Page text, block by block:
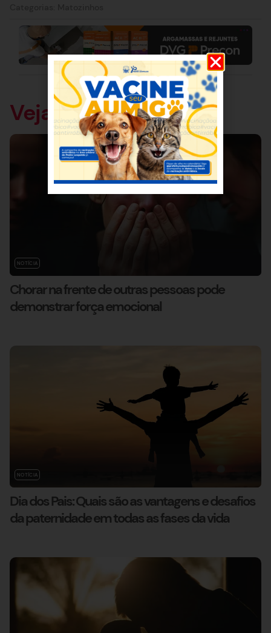
Veja também
NOTÍCIA
Chorar na frente de outras pessoas pode
demonstrar força emocional
NOTÍCIA
Dia dos Pais: Quais são as vantagens e desafios
da paternidade em todas as fases da vida